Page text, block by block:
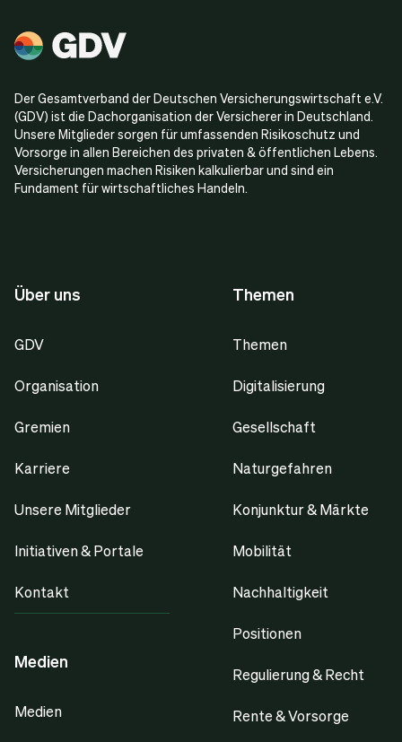
Der Gesamtverband der Deutschen Versicherungswirtschaft e.V.
(GDV) ist die Dachorganisation der Versicherer in Deutschland.
Unsere Mitglieder sorgen für umfassenden Risikoschutz und
Vorsorge in allen Bereichen des privaten & öffentlichen Lebens.
Versicherungen machen Risiken kalkulierbar und sind ein
Fundament für wirtschaftliches Handeln.
Über uns
GDV
Organisation
Gremien
Karriere
Unsere Mitglieder
Initiativen & Portale
Kontakt
Medien
Medien
Themen
Themen
Digitalisierung
Gesellschaft
Naturgefahren
Konjunktur & Märkte
Mobilität
Nachhaltigkeit
Positionen
Regulierung & Recht
Rente & Vorsorge